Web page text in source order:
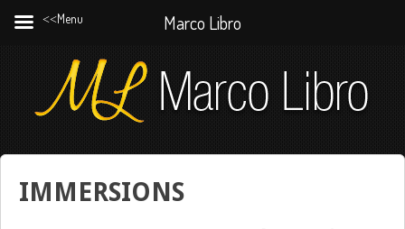
IMMERSIONS
˂˂Menu Marco Libro